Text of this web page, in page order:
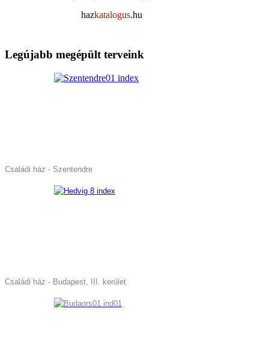
hazkatalogus.hu
Legújabb megépült terveink
Családi ház - Szentendre
Családi ház - Budapest, III. kerület